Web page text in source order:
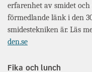
erfarenhet av smidet
förmedlande länk i den
smidestekniken är. Läs
den.se
Fika och lunch